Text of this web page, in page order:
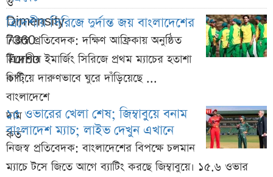
ত্রিদেশীয় সিরিজে দুর্দান্ত জয় বাংলাদেশের
নিজস্ব প্রতিবেদক: দক্ষিণ আফ্রিকায় অনুষ্ঠিত
ত্রিদেশীয় ইমার্জিং সিরিজে প্রথম ম্যাচের হতাশা
কাটিয়ে দারুণভাবে ঘুরে দাঁড়িয়েছে ...
১৫ ওভারের খেলা শেষ; জিম্বাবুয়ে বনাম
বাংলাদেশ ম্যাচ; লাইভ দেখুন এখানে
নিজস্ব প্রতিবেদক: বাংলাদেশের বিপক্ষে চলমান
ম্যাচে টসে জিতে আগে ব্যাটিং করছে জিম্বাবুয়ে। ১৫.৬ ওভার